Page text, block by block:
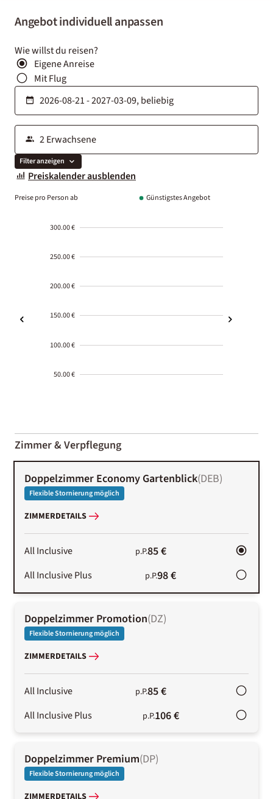
Angebot individuell anpassen
Wie willst du reisen?
Eigene Anreise
Mit Flug
Filter anzeigen
Preiskalender ausblenden
Preise pro Person ab Günstigstes Angebot
300.00 €
250.00 €
200.00 €
150.00 €
100.00 €
50.00 €
01-02
Zimmer & Verpflegung
Doppelzimmer Economy Gartenblick(DEB)
Flexible Stornierung möglich
ZIMMERDETAILS
All Inclusive p.P.85 €
All Inclusive Plus p.P.98 €
Doppelzimmer Promotion(DZ)
Flexible Stornierung möglich
ZIMMERDETAILS
All Inclusive p.P.85 €
All Inclusive Plus p.P.106 €
Doppelzimmer Premium(DP)
Flexible Stornierung möglich